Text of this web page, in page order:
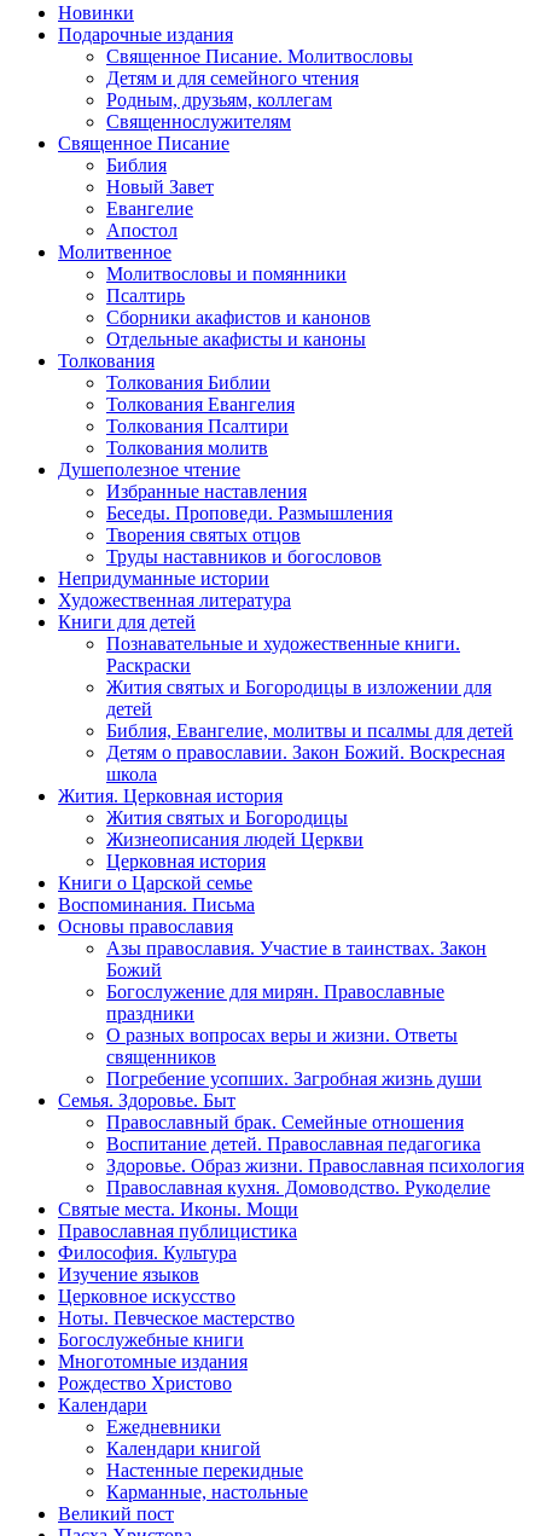
Новинки
Подарочные издания
Священное Писание. Молитвословы
Детям и для семейного чтения
Родным, друзьям, коллегам
Священнослужителям
Священное Писание
Библия
Новый Завет
Евангелие
Апостол
Молитвенное
Молитвословы и помянники
Псалтирь
Сборники акафистов и канонов
Отдельные акафисты и каноны
Толкования
Толкования Библии
Толкования Евангелия
Толкования Псалтири
Толкования молитв
Душеполезное чтение
Избранные наставления
Беседы. Проповеди. Размышления
Творения святых отцов
Труды наставников и богословов
Непридуманные истории
Художественная литература
Книги для детей
Познавательные и художественные книги.
Раскраски
Жития святых и Богородицы в изложении для
детей
Библия, Евангелие, молитвы и псалмы для детей
Детям о православии. Закон Божий. Воскресная
школа
Жития. Церковная история
Жития святых и Богородицы
Жизнеописания людей Церкви
Церковная история
Книги о Царской семье
Воспоминания. Письма
Основы православия
Азы православия. Участие в таинствах. Закон
Божий
Богослужение для мирян. Православные
праздники
О разных вопросах веры и жизни. Ответы
священников
Погребение усопших. Загробная жизнь души
Семья. Здоровье. Быт
Православный брак. Семейные отношения
Воспитание детей. Православная педагогика
Здоровье. Образ жизни. Православная психология
Православная кухня. Домоводство. Рукоделие
Святые места. Иконы. Мощи
Православная публицистика
Философия. Культура
Изучение языков
Церковное искусство
Ноты. Певческое мастерство
Богослужебные книги
Многотомные издания
Рождество Христово
Календари
Ежедневники
Календари книгой
Настенные перекидные
Карманные, настольные
Великий пост